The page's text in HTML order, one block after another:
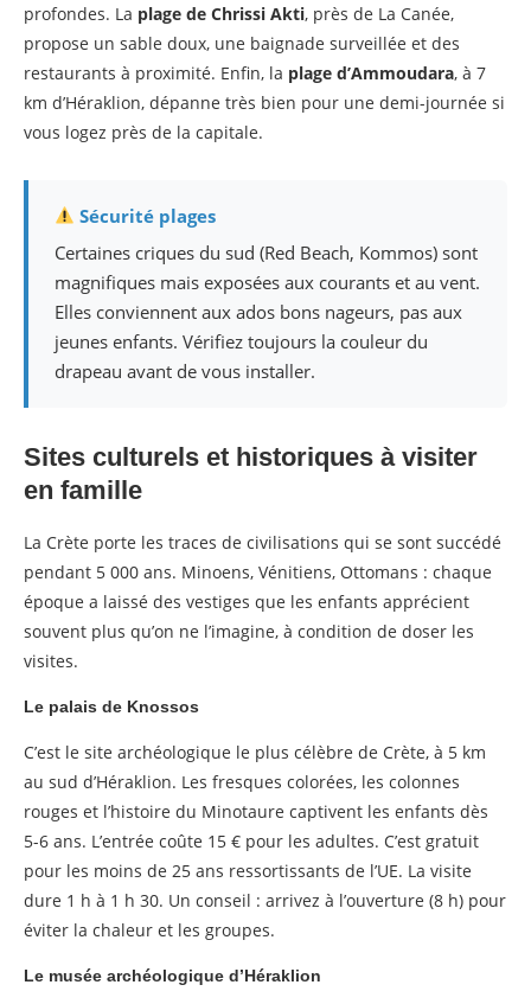
profondes. La plage de Chrissi Akti, près de La Canée,
propose un sable doux, une baignade surveillée et des
restaurants à proximité. Enfin, la plage d’Ammoudara, à 7
km d’Héraklion, dépanne très bien pour une demi-journée si
vous logez près de la capitale.
Sécurité plages
Certaines criques du sud (Red Beach, Kommos) sont
magnifiques mais exposées aux courants et au vent.
Elles conviennent aux ados bons nageurs, pas aux
jeunes enfants. Vérifiez toujours la couleur du
drapeau avant de vous installer.
Sites culturels et historiques à visiter
en famille
La Crète porte les traces de civilisations qui se sont succédé
pendant 5 000 ans. Minoens, Vénitiens, Ottomans : chaque
époque a laissé des vestiges que les enfants apprécient
souvent plus qu’on ne l’imagine, à condition de doser les
visites.
Le palais de Knossos
C’est le site archéologique le plus célèbre de Crète, à 5 km
au sud d’Héraklion. Les fresques colorées, les colonnes
rouges et l’histoire du Minotaure captivent les enfants dès
5-6 ans. L’entrée coûte 15 € pour les adultes. C’est gratuit
pour les moins de 25 ans ressortissants de l’UE. La visite
dure 1 h à 1 h 30. Un conseil : arrivez à l’ouverture (8 h) pour
éviter la chaleur et les groupes.
Le musée archéologique d’Héraklion